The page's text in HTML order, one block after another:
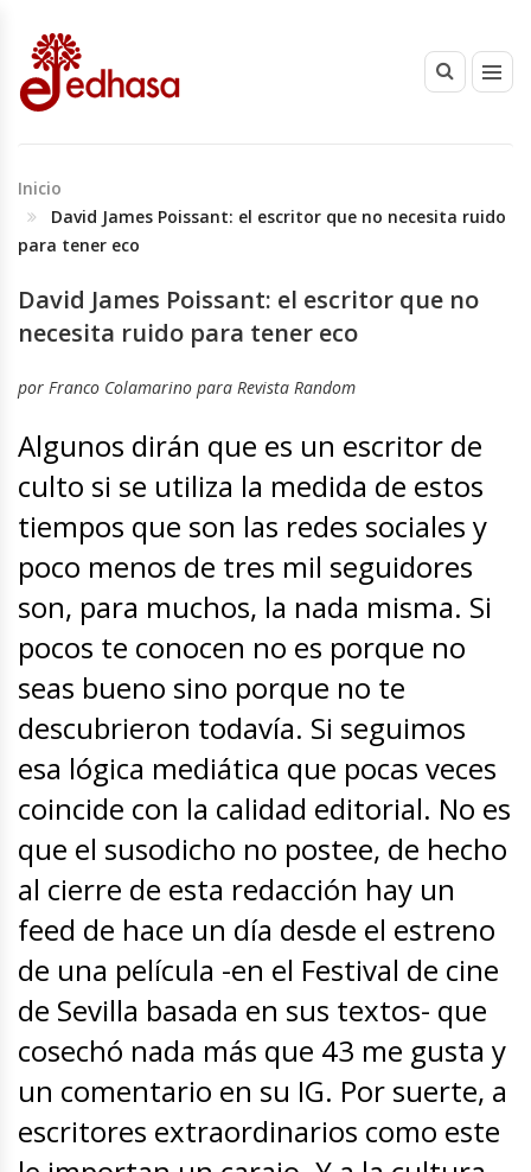
Inicio
David James Poissant: el escritor que no necesita ruido
para tener eco
David James Poissant: el escritor que no
necesita ruido para tener eco
por Franco Colamarino para Revista Random
Algunos dirán que es un escritor de
culto si se utiliza la medida de estos
tiempos que son las redes sociales y
poco menos de tres mil seguidores
son, para muchos, la nada misma. Si
pocos te conocen no es porque no
seas bueno sino porque no te
descubrieron todavía. Si seguimos
esa lógica mediática que pocas veces
coincide con la calidad editorial. No es
que el susodicho no postee, de hecho
al cierre de esta redacción hay un
feed de hace un día desde el estreno
de una película -en el Festival de cine
de Sevilla basada en sus textos- que
cosechó nada más que 43 me gusta y
un comentario en su IG. Por suerte, a
escritores extraordinarios como este